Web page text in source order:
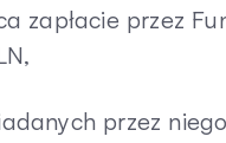
zapłacie przez
przez